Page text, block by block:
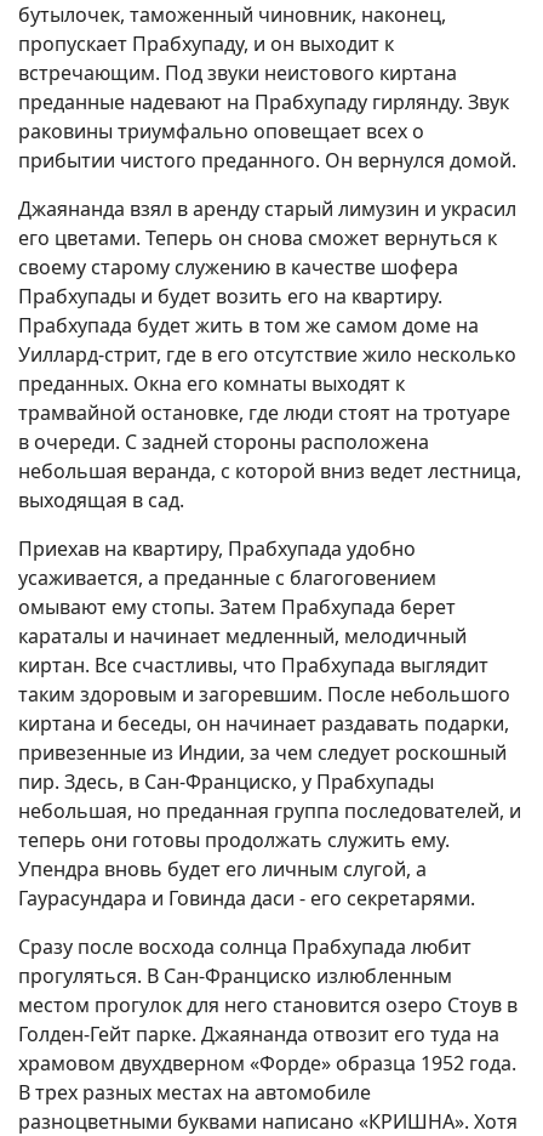
бутылочек, таможенный чиновник, наконец,
пропускает Прабхупаду, и он выходит к
встречающим. Под звуки неистового киртана
преданные надевают на Прабхупаду гирлянду. Звук
раковины триумфально оповещает всех о
прибытии чистого преданного. Он вернулся домой.
Джаянанда взял в аренду старый лимузин и украсил
его цветами. Теперь он снова сможет вернуться к
своему старому служению в качестве шофера
Прабхупады и будет возить его на квартиру.
Прабхупада будет жить в том же самом доме на
Уиллард-стрит, где в его отсутствие жило несколько
преданных. Окна его комнаты выходят к
трамвайной остановке, где люди стоят на тротуаре
в очереди. С задней стороны расположена
небольшая веранда, с которой вниз ведет лестница,
выходящая в сад.
Приехав на квартиру, Прабхупада удобно
усаживается, а преданные с благоговением
омывают ему стопы. Затем Прабхупада берет
караталы и начинает медленный, мелодичный
киртан. Все счастливы, что Прабхупада выглядит
таким здоровым и загоревшим. После небольшого
киртана и беседы, он начинает раздавать подарки,
привезенные из Индии, за чем следует роскошный
пир. Здесь, в Сан-Франциско, у Прабхупады
небольшая, но преданная группа последователей, и
теперь они готовы продолжать служить ему.
Упендра вновь будет его личным слугой, а
Гаурасундара и Говинда даси - его секретарями.
Сразу после восхода солнца Прабхупада любит
прогуляться. В Сан-Франциско излюбленным
местом прогулок для него становится озеро Стоув в
Голден-Гейт парке. Джаянанда отвозит его туда на
храмовом двухдверном «Форде» образца 1952 года.
В трех разных местах на автомобиле
разноцветными буквами написано «КРИШНА». Хотя